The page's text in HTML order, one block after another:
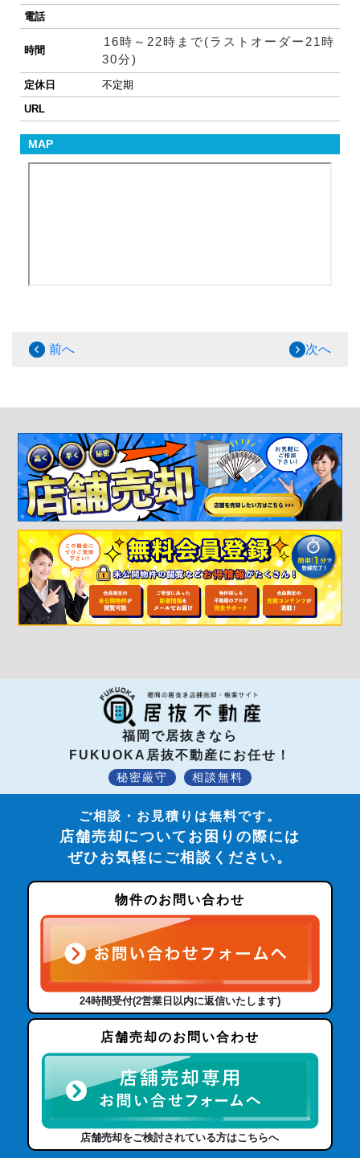
電話
時間
16時～22時まで(ラストオーダー21時
30分)
定休日
不定期
URL
MAP
前へ 次へ
福岡で居抜きなら
FUKUOKA居抜不動産にお任せ！
秘密厳守 相談無料
ご相談・お見積りは無料です。
店舗売却についてお困りの際には
ぜひお気軽にご相談ください。
物件のお問い合わせ
24時間受付(2営業日以内に返信いたします)
店舗売却のお問い合わせ
店舗売却をご検討されている方はこちらへ